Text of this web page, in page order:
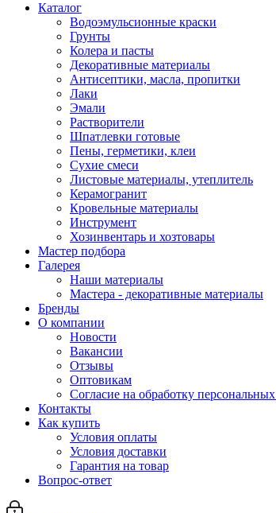
Каталог
Водоэмульсионные краски
Грунты
Колера и пасты
Декоративные материалы
Антисептики, масла, пропитки
Лаки
Эмали
Растворители
Шпатлевки готовые
Пены, герметики, клеи
Сухие смеси
Листовые материалы, утеплитель
Керамогранит
Кровельные материалы
Инструмент
Хозинвентарь и хозтовары
Мастер подбора
Галерея
Наши материалы
Мастера - декоративные материалы
Бренды
О компании
Новости
Вакансии
Отзывы
Оптовикам
Cогласие на обработку
Контакты
Как купить
Условия оплаты
Условия доставки
Гарантия на товар
Вопрос-ответ